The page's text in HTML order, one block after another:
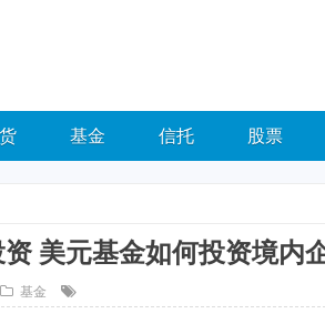
基金 信托 股票
美元基金如何投资境内
基金